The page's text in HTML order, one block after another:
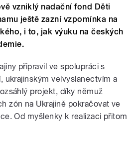
vzniklý nadační fond Děti
ještě zazní vzpomínka na
i to, jak výuku na českých
připravil ve spolupráci s
ukrajinským velvyslanectvím a
projekt, díky němuž
zón na Ukrajině pokračovat ve
Od myšlenky k realizaci přitom